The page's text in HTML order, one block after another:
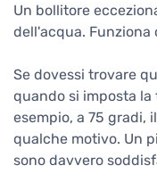
Un bollitore
dell'acqua. Funziona
Se dovessi trovare
quando si imposta
esempio, a 75 gradi,
qualche motivo. Un
sono davvero